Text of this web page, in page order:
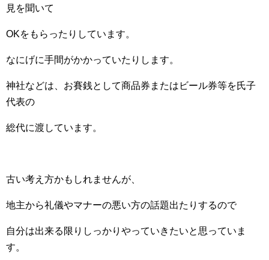
見を聞いて
OKをもらったりしています。
なにげに手間がかかっていたりします。
神社などは、お賽銭として商品券またはビール券等を氏子
代表の
総代に渡しています。
古い考え方かもしれませんが、
地主から礼儀やマナーの悪い方の話題出たりするので
自分は出来る限りしっかりやっていきたいと思っていま
す。